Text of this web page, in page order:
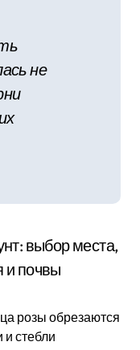
не
розы обрезаются
стебли